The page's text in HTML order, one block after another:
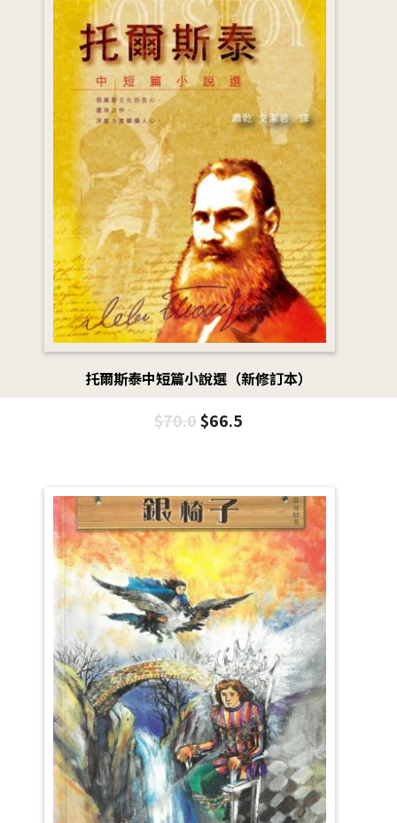
托爾斯泰中短篇小說選（新修訂本）
$70.0$66.5